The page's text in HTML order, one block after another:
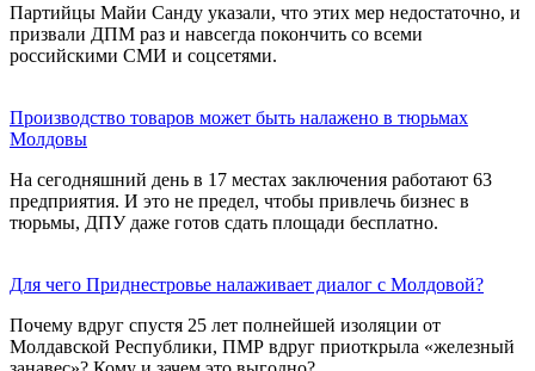
Партийцы Майи Санду указали, что этих мер недостаточно, и
призвали ДПМ раз и навсегда покончить со всеми
российскими СМИ и соцсетями.
Производство товаров может быть налажено в тюрьмах
Молдовы
На сегодняшний день в 17 местах заключения работают 63
предприятия. И это не предел, чтобы привлечь бизнес в
тюрьмы, ДПУ даже готов сдать площади бесплатно.
Для чего Приднестровье налаживает диалог с Молдовой?
Почему вдруг спустя 25 лет полнейшей изоляции от
Молдавской Республики, ПМР вдруг приоткрыла «железный